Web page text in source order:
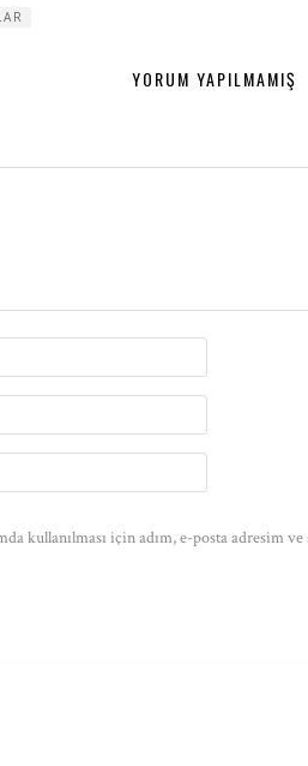
YORUM YAPILMAMIŞ
kullanılması için adım, e-posta adresim